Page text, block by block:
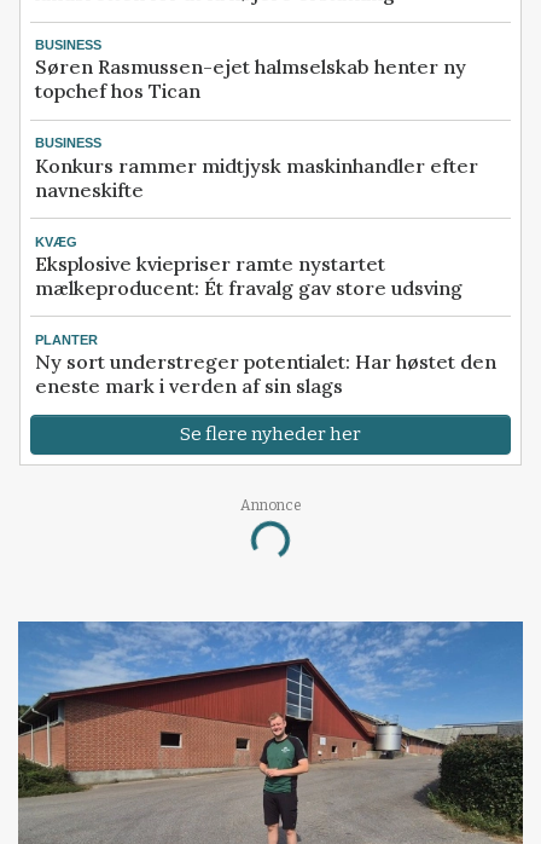
BUSINESS
Søren Rasmussen-ejet halmselskab henter ny
topchef hos Tican
BUSINESS
Konkurs rammer midtjysk maskinhandler efter
navneskifte
KVÆG
Eksplosive kviepriser ramte nystartet
mælkeproducent: Ét fravalg gav store udsving
PLANTER
Ny sort understreger potentialet: Har høstet den
eneste mark i verden af sin slags
Se flere nyheder her
Annonce
Loading...